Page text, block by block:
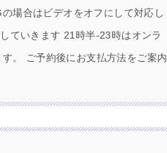
場合はビデオをオフにして対応し
ていきます 21時半-23時はオンラ
。 ご予約後にお支払方法をご案内